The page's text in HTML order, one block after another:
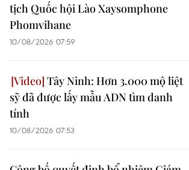
tịch Quốc hội Lào Xaysomphone
Phomvihane
10/08/2026 07:59
Tây Ninh: Hơn 3.000 mộ liệt
sỹ đã được lấy mẫu ADN tìm danh
tính
10/08/2026 07:53